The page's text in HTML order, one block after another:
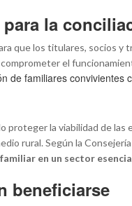
la
que los titulares, socios
el
de familiares convivientes
proteger la viabilidad de
rural. Según la
en un sector
beneficiarse